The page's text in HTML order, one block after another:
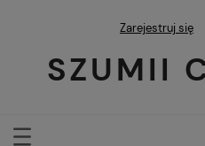
Zarejestruj się
SZUMII